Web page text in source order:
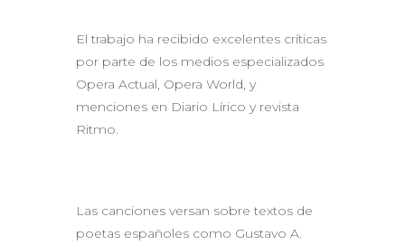
El trabajo ha recibido excelentes críticas
por parte de los medios especializados
Opera Actual, Opera World, y
menciones en Diario Lírico y revista
Ritmo.
Las canciones versan sobre textos de
poetas españoles como Gustavo A.